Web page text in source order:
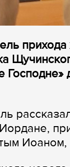
Господне»
Иоаном,